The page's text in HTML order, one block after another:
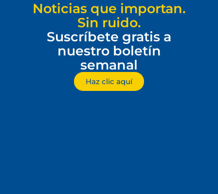
Noticias que importan.
Sin ruido.
Suscríbete gratis a
nuestro boletín
semanal
Haz clic aquí